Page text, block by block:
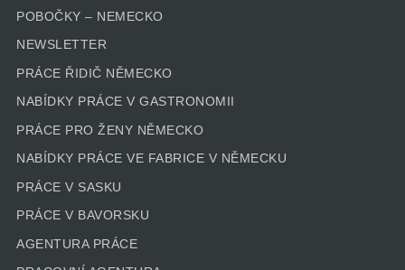
POBOČKY – NEMECKO
NEWSLETTER
PRÁCE ŘIDIČ NĚMECKO
NABÍDKY PRÁCE V GASTRONOMII
PRÁCE PRO ŽENY NĚMECKO
NABÍDKY PRÁCE VE FABRICE V NĚMECKU
PRÁCE V SASKU
PRÁCE V BAVORSKU
AGENTURA PRÁCE